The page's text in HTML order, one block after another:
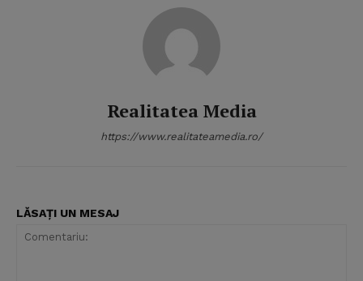
Realitatea Media
https://www.realitateamedia.ro/
LĂSAȚI UN MESAJ